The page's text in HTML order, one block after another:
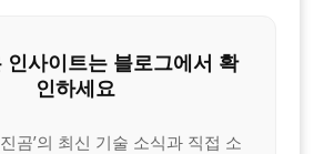
인사이트는 블로그에서 확
인하세요
곰’의 최신 기술 소식과 직접 소